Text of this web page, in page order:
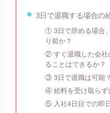
3日で退職する場合の
① 3日で辞める場合
り前か？
② すぐ退職した会社
ることはできるか？
③ 3日で退職は可能
④ 給料を受け取らず
⑤ 入社4日目での即